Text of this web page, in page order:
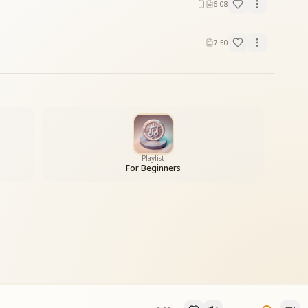
6:08
7:50
Playlist
For Beginners